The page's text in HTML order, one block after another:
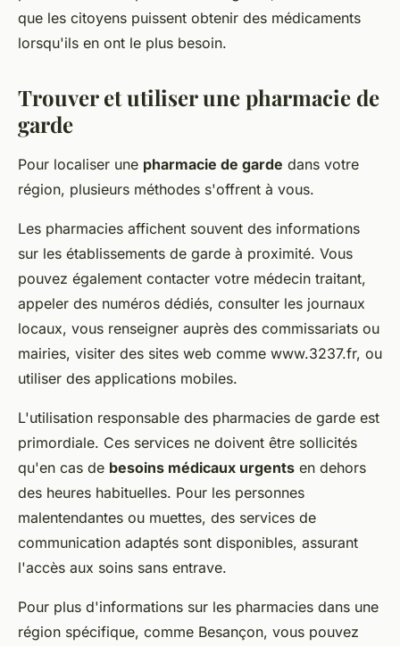
que les citoyens puissent obtenir des médicaments
lorsqu'ils en ont le plus besoin.
Trouver et utiliser une pharmacie de
garde
Pour localiser une pharmacie de garde dans votre
région, plusieurs méthodes s'offrent à vous.
Les pharmacies affichent souvent des informations
sur les établissements de garde à proximité. Vous
pouvez également contacter votre médecin traitant,
appeler des numéros dédiés, consulter les journaux
locaux, vous renseigner auprès des commissariats ou
mairies, visiter des sites web comme www.3237.fr, ou
utiliser des applications mobiles.
L'utilisation responsable des pharmacies de garde est
primordiale. Ces services ne doivent être sollicités
qu'en cas de besoins médicaux urgents en dehors
des heures habituelles. Pour les personnes
malentendantes ou muettes, des services de
communication adaptés sont disponibles, assurant
l'accès aux soins sans entrave.
Pour plus d'informations sur les pharmacies dans une
région spécifique, comme Besançon, vous pouvez